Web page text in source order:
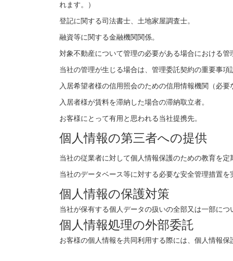
れます。）
登記に関する司法書士、土地家屋調査士。
融資等に関する金融機関関係。
対象不動産について管理の必要がある場合における管
当社の管理が生じる場合は、管理委託契約の重要事
入居希望者様の信用照会のための信用情報機関（必要
入居者様が賃料を滞納した場合の滞納取立者。
お客様にとって有用と思われる当社提携先。
個人情報の第三者への提供
当社の従業者に対して個人情報保護のための教育を
当社のデータベース等に対する必要な安全管理措置を
個人情報の保護対策
当社が保有する個人データの扱いの全部又は一部に
個人情報処理の外部委託
お客様の個人情報を共同利用する際には、個人情報保